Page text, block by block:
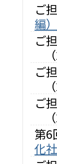
ご
編）
ご
ご
ご
第6
化